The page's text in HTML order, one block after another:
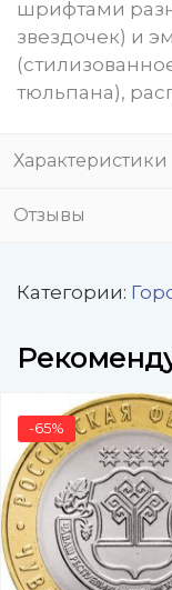
шрифтами
звездочек) и
тюльпана),
Характеристики
Отзывы
Категории:
-65%